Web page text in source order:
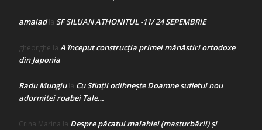
amaladla SF SILUAN ATHONITUL -11/ 24 SEPEMBRIE
gheorghe la A început construcţia primei mănăstiri ortodoxe
din Japonia
Radu Mungiula Cu Sfinții odihnește Doamne sufletul nou
adormitei roabei Tale…
Crina Marina la Despre păcatul malahiei (masturbării) şi